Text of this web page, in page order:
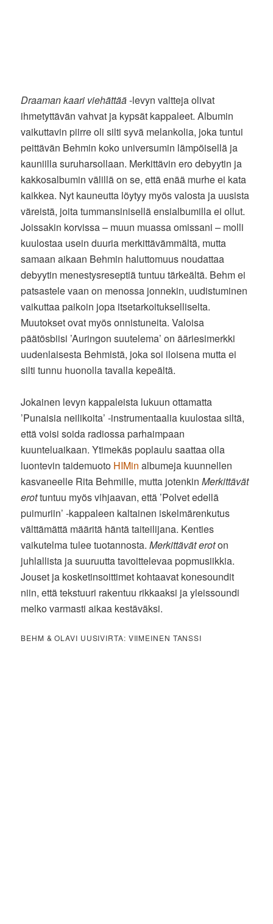
Draaman kaari viehättää-levyn valtteja olivat
ihmetyttävän vahvat ja kypsät kappaleet. Albumin
vaikuttavin piirre oli silti syvä melankolia, joka tuntui
peittävän Behmin koko universumin lämpöisellä ja
kauniilla suruharsollaan. Merkittävin ero debyytin ja
kakkosalbumin välillä on se, että enää murhe ei kata
kaikkea. Nyt kauneutta löytyy myös valosta ja uusista
väreistä, joita tummansinisellä ensialbumilla ei ollut.
Joissakin korvissa – muun muassa omissani – molli
kuulostaa usein duuria merkittävämmältä, mutta
samaan aikaan Behmin haluttomuus noudattaa
debyytin menestysreseptiä tuntuu tärkeältä. Behm ei
patsastele vaan on menossa jonnekin, uudistuminen
vaikuttaa paikoin jopa itsetarkoitukselliselta.
Muutokset ovat myös onnistuneita. Valoisa
päätösbiisi ’Auringon suutelema’ on ääriesimerkki
uudenlaisesta Behmistä, joka soi iloisena mutta ei
silti tunnu huonolla tavalla kepeältä.
Jokainen levyn kappaleista lukuun ottamatta
’Punaisia neilikoita’ -instrumentaalia kuulostaa siltä,
että voisi soida radiossa parhaimpaan
kuunteluaikaan. Ytimekäs poplaulu saattaa olla
luontevin taidemuoto HIMin albumeja kuunnellen
kasvaneelle Rita Behmille, mutta jotenkinMerkittävät
erottuntuu myös vihjaavan, että ’Polvet edellä
puimuriin’ -kappaleen kaltainen iskelmärenkutus
välttämättä määritä häntä taiteilijana. Kenties
vaikutelma tulee tuotannosta.Merkittävät eroton
juhlallista ja suuruutta tavoittelevaa popmusiikkia.
Jouset ja kosketinsoittimet kohtaavat konesoundit
niin, että tekstuuri rakentuu rikkaaksi ja yleissoundi
melko varmasti aikaa kestäväksi.
BEHM & OLAVI UUSIVIRTA: VIIMEINEN TANSSI